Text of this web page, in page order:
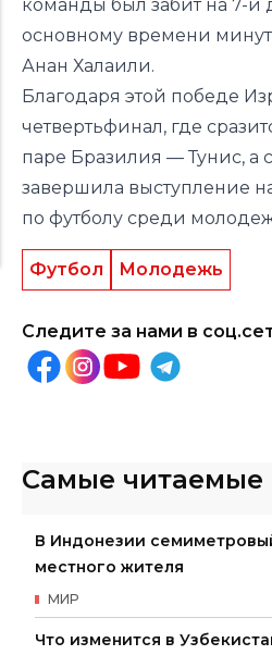
команды был забит на 7-й
основному времени
Анан Халаили.
Благодаря этой победе
четвертьфинал, где
паре Бразилия — Тунис, а
завершила выступление
по футболу среди
Футбол Молодежь
Следите за нами в
Самые читаемые
В Индонезии
местного жителя
МИР
Что изменится в